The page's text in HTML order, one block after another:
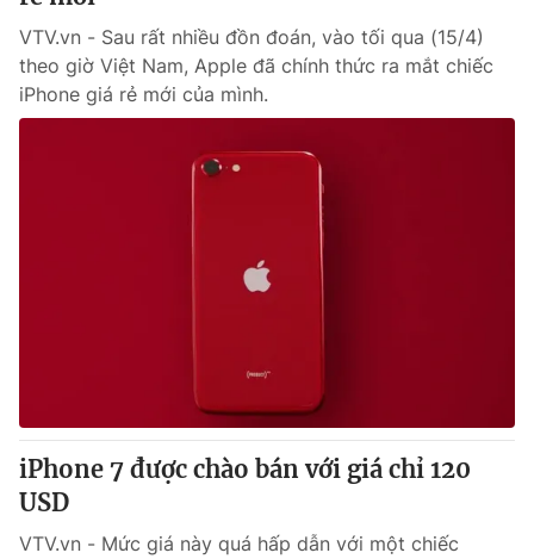
Tổng đài VTV:
024.38 355 931 - 024.38 355 932
Ðiện thoại Thời báo VTV: 024.66 897 897
Email:toasoan@vtv.vn
024-7300.7108
® Cấm sao chép dưới mọi hình thức nếu không có sự chấp
thuận bằng văn bản. Ghi rõ nguồn VTV.vn khi phát hành lại
thông tin từ website này.
VTV.vn - Sau rất nhiều đồn đoán, vào tối qua (15/4)
theo giờ Việt Nam, Apple đã chính thức ra mắt chiếc
iPhone giá rẻ mới của mình.
iPhone 7 được chào bán với giá chỉ 120
USD
VTV.vn - Mức giá này quá hấp dẫn với một chiếc